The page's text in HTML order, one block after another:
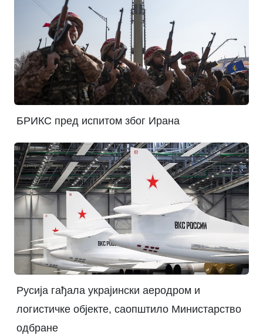
БРИКС пред испитом због Ирана
Русија гађала украјински аеродром и
логистичке објекте, саопштило Министарство
одбране